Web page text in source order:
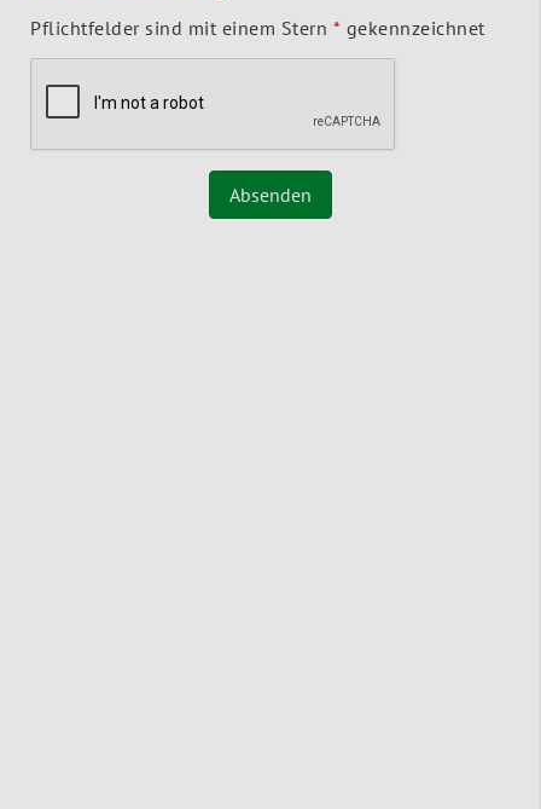
Pflichtfelder sind mit einem Stern * gekennzeichnet
Absenden